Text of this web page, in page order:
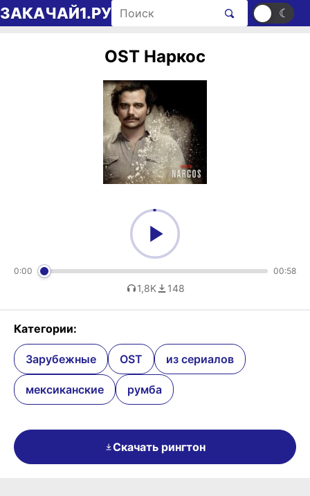
Перейти к содержимому
ЗАКАЧАЙ1.РУ Поиск рингтонов ☀ ☾
OST Наркос
0:00 00:58
1,8K 148
Категории:
Зарубежные OST из сериалов
мексиканские румба
Скачать рингтон